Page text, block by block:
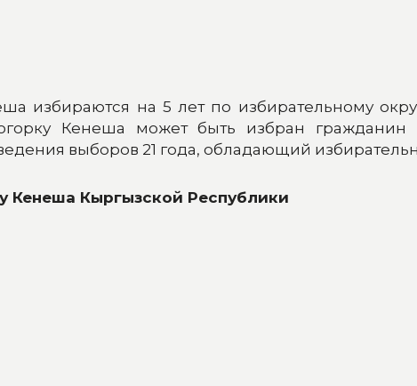
избираются на 5 лет по избирательному
Кенеша может быть избран гражданин
выборов 21 года, обладающий
Кенеша Кыргызской Республики